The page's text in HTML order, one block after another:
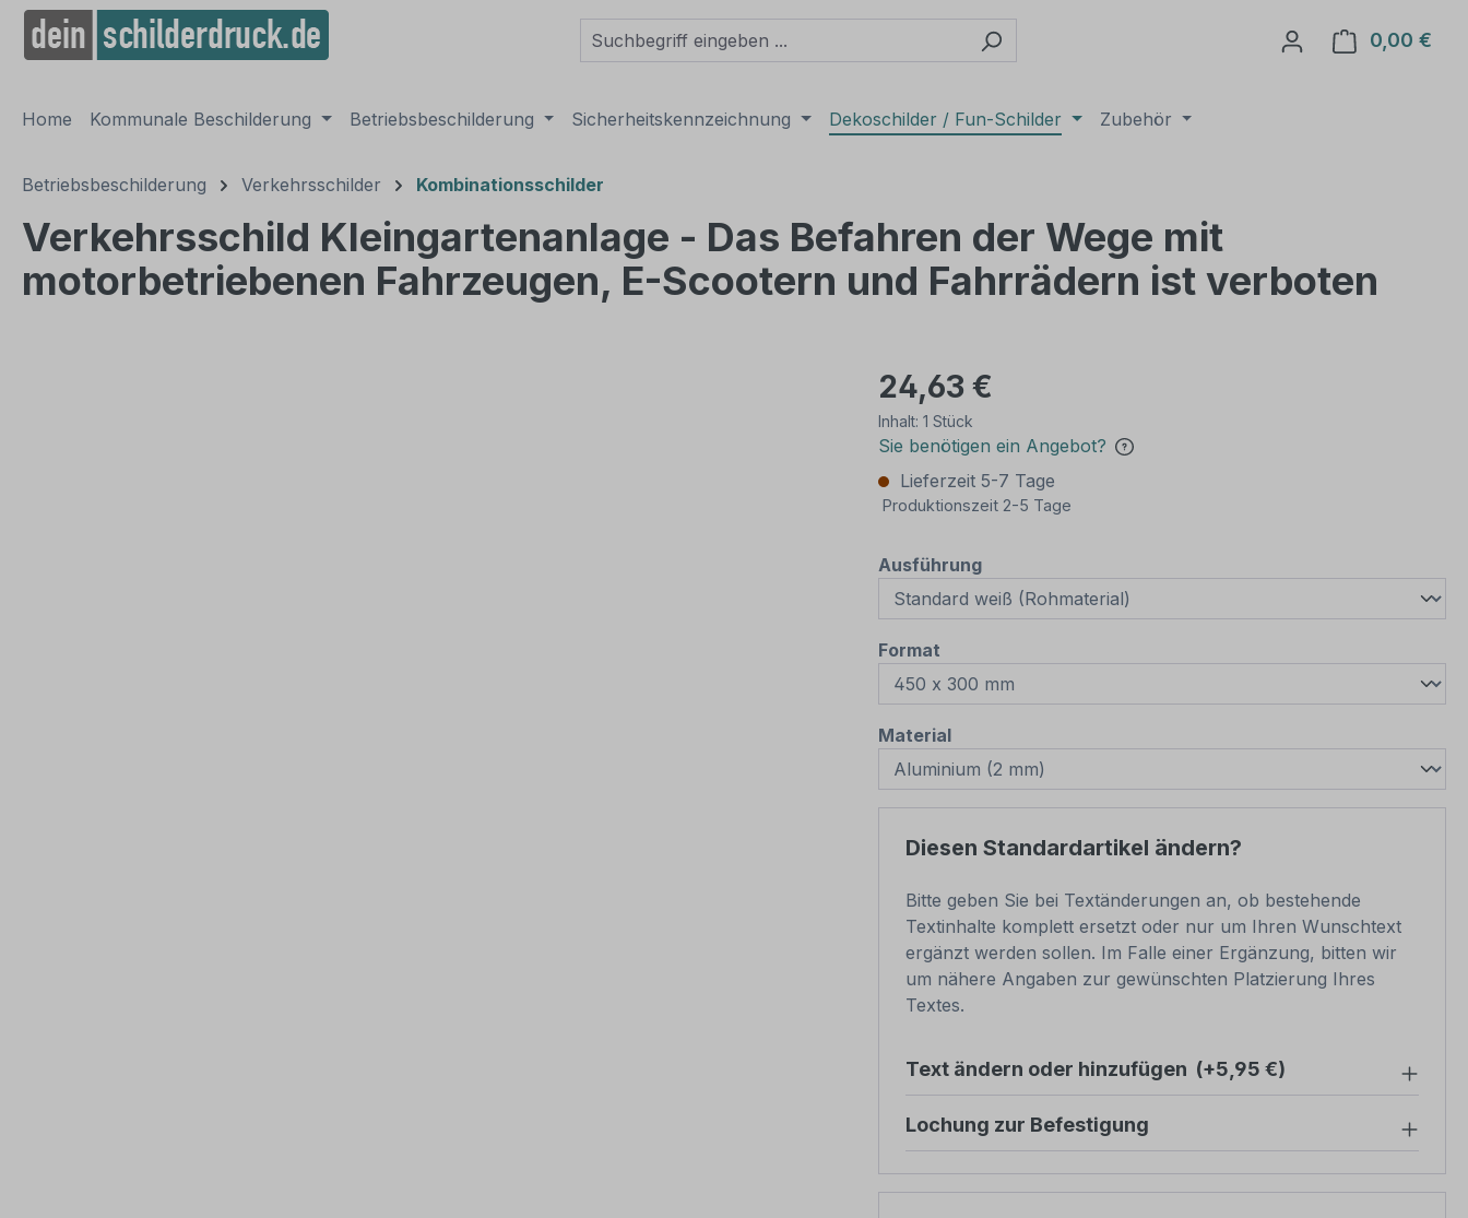
Zur Hauptnavigation springen
0,00 €
Home Kommunale Beschilderung Betriebsbeschilderung Sicherheitskennzeichnung Dekoschilder / Fun-Schilder Zubehör
Betriebsbeschilderung Verkehrsschilder Kombinationsschilder
Verkehrsschild Kleingartenanlage - Das Befahren der Wege mit
motorbetriebenen Fahrzeugen, E-Scootern und Fahrrädern ist verboten
24,63 €
Inhalt: 1 Stück
Sie benötigen ein Angebot?
Lieferzeit 5-7 Tage
Produktionszeit 2-5 Tage
Ausführungauswählen
Format
Materialauswählen
Diesen Standardartikel ändern?
Bitte geben Sie bei Textänderungen an, ob bestehende
Textinhalte komplett ersetzt oder nur um Ihren Wunschtext
ergänzt werden sollen. Im Falle einer Ergänzung, bitten wir
um nähere Angaben zur gewünschten Platzierung Ihres
Textes.
Text ändern oder hinzufügen (+5,95 €)
Lochung zur Befestigung